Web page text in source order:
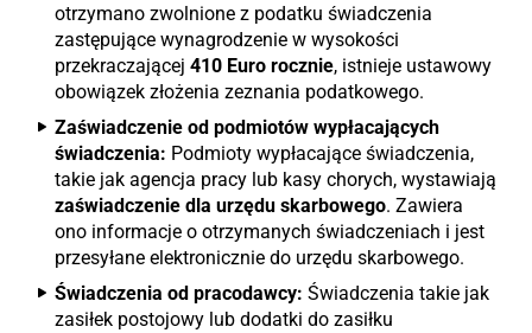
otrzymano zwolnione z podatku świadczenia
zastępujące wynagrodzenie w wysokości
przekraczającej 410 Euro rocznie, istnieje ustawowy
obowiązek złożenia zeznania podatkowego.
Zaświadczenie od podmiotów wypłacających
świadczenia: Podmioty wypłacające świadczenia,
takie jak agencja pracy lub kasy chorych, wystawiają
zaświadczenie dla urzędu skarbowego. Zawiera
ono informacje o otrzymanych świadczeniach i jest
przesyłane elektronicznie do urzędu skarbowego.
Świadczenia od pracodawcy: Świadczenia takie jak
zasiłek postojowy lub dodatki do zasiłku